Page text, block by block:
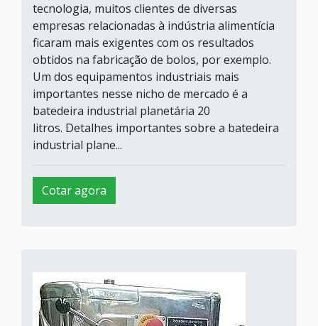
tecnologia, muitos clientes de diversas
empresas relacionadas à indústria alimentícia
ficaram mais exigentes com os resultados
obtidos na fabricação de bolos, por exemplo.
Um dos equipamentos industriais mais
importantes nesse nicho de mercado é a
batedeira industrial planetária 20
litros. Detalhes importantes sobre a batedeira
industrial plane...
Cotar agora